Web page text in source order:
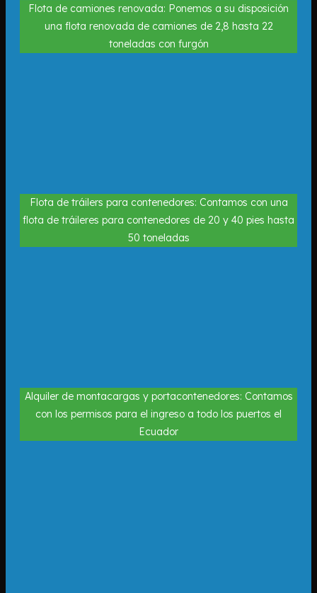
Flota de camiones renovada: Ponemos a su disposición
una flota renovada de camiones de 2,8 hasta 22
toneladas con furgón
Flota de tráilers para contenedores: Contamos con una
flota de tráileres para contenedores de 20 y 40 pies hasta
50 toneladas
Alquiler de montacargas y portacontenedores: Contamos
con los permisos para el ingreso a todo los puertos el
Ecuador